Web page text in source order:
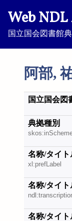
Web
国立国会図書館
阿部,
国立国会図
典拠種別
名称/タイト
xl:prefLabel
名称/タイ
名称/タイ